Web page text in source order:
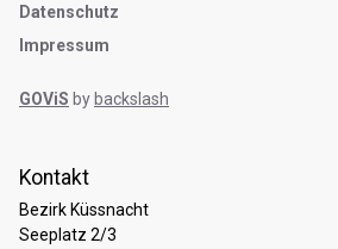
Kontakt
Bezirk Küssnacht
Seeplatz 2/3
Datenschutz
Impressum
GOViS by backslash